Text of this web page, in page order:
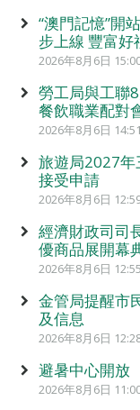
“澳門記憶”開
步上線 豐富好
2026年8月6日
勞工局與工聯
餐飲職業配對
2026年8月6日 14:51
旅遊局2027
接受申請
2026年8月6日
經濟財政司司
優商品展開幕
2026年8月6日 12:55
金管局提醒市
及信息
2026年8月6日
避暑中心開放
2026年8月6日